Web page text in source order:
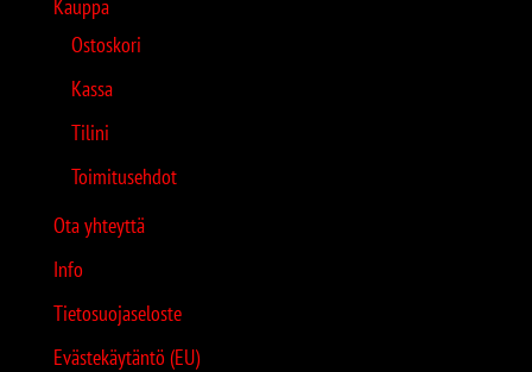
Kauppa
Ostoskori
Kassa
Tilini
Toimitusehdot
Ota yhteyttä
Info
Tietosuojaseloste
Evästekäytäntö (EU)